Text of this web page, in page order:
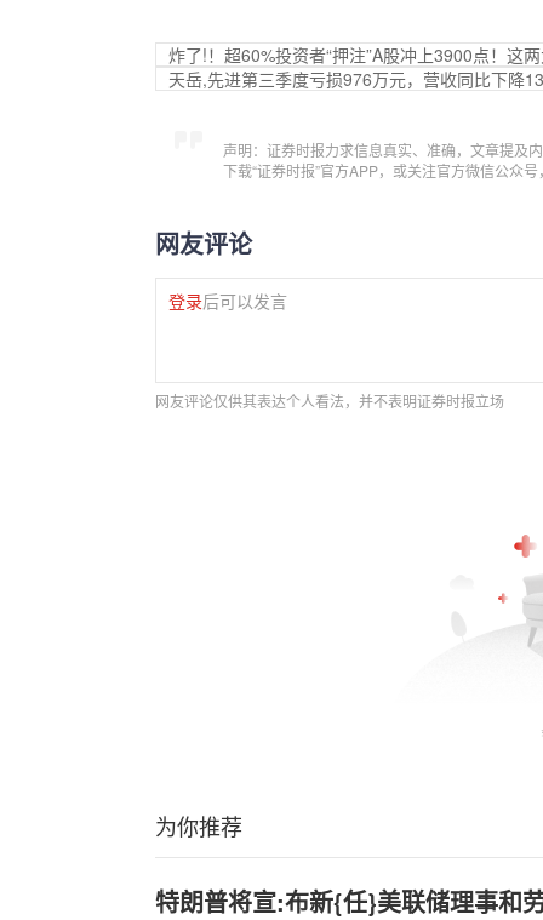
炸了!！超60%投资者“押注”A股冲上3900点！这
天岳,先进第三季度亏损976万元，营收同比下降
声明：证券时报力求信息真实、准确，文章提及
下载“证券时报”官方APP，或关注官方微信公众
网友评论
登录后可以发言
网友评论仅供其表达个人看法，并不表明证券时报立场
为你推荐
特朗普将宣:布新{任}美联储理事和